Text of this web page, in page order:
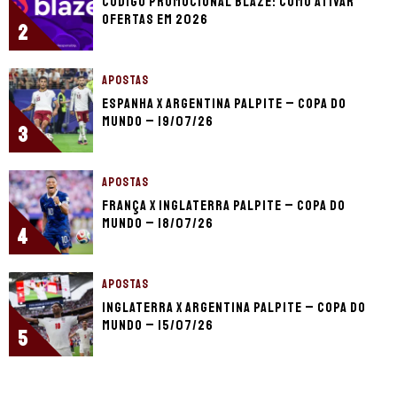
2
ofertas em 2026
3
APOSTAS
Espanha x Argentina palpite – Copa do
Mundo – 19/07/26
4
APOSTAS
França x Inglaterra palpite – Copa do
Mundo – 18/07/26
5
APOSTAS
Inglaterra x Argentina palpite – Copa do
Mundo – 15/07/26